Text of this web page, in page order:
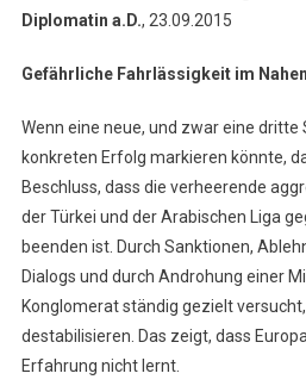
Diplomatin a.D., 23.09.2015
Gefährliche Fahrlässigkeit im
Wenn eine neue, und zwar eine
konkreten Erfolg markieren könnte,
Beschluss, dass die verheerende
der Türkei und der Arabischen Liga
beenden ist. Durch Sanktionen,
Dialogs und durch Androhung einer
Konglomerat ständig gezielt
destabilisieren. Das zeigt, dass
Erfahrung nicht lernt.